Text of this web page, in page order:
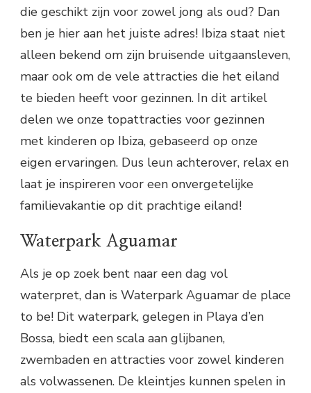
die geschikt zijn voor zowel jong als oud? Dan
ben je hier aan het juiste adres! Ibiza staat niet
alleen bekend om zijn bruisende uitgaansleven,
maar ook om de vele attracties die het eiland
te bieden heeft voor gezinnen. In dit artikel
delen we onze topattracties voor gezinnen
met kinderen op Ibiza, gebaseerd op onze
eigen ervaringen. Dus leun achterover, relax en
laat je inspireren voor een onvergetelijke
familievakantie op dit prachtige eiland!
Waterpark Aguamar
Als je op zoek bent naar een dag vol
waterpret, dan is Waterpark Aguamar de place
to be! Dit waterpark, gelegen in Playa d’en
Bossa, biedt een scala aan glijbanen,
zwembaden en attracties voor zowel kinderen
als volwassenen. De kleintjes kunnen spelen in